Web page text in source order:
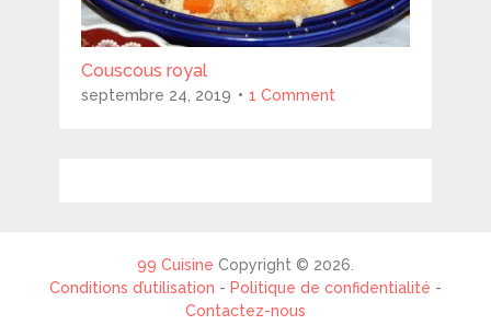
Couscous royal
septembre 24, 2019 1 Comment
99 Cuisine Copyright © 2026.
Conditions d’utilisation - Politique de confidentialité -
Contactez-nous